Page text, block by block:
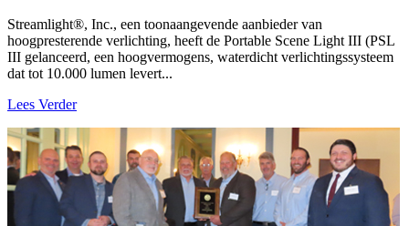
Streamlight®, Inc., een toonaangevende aanbieder van
hoogpresterende verlichting, heeft de Portable Scene Light III (PSL
III gelanceerd, een hoogvermogens, waterdicht verlichtingssysteem
dat tot 10.000 lumen levert...
Lees Verder